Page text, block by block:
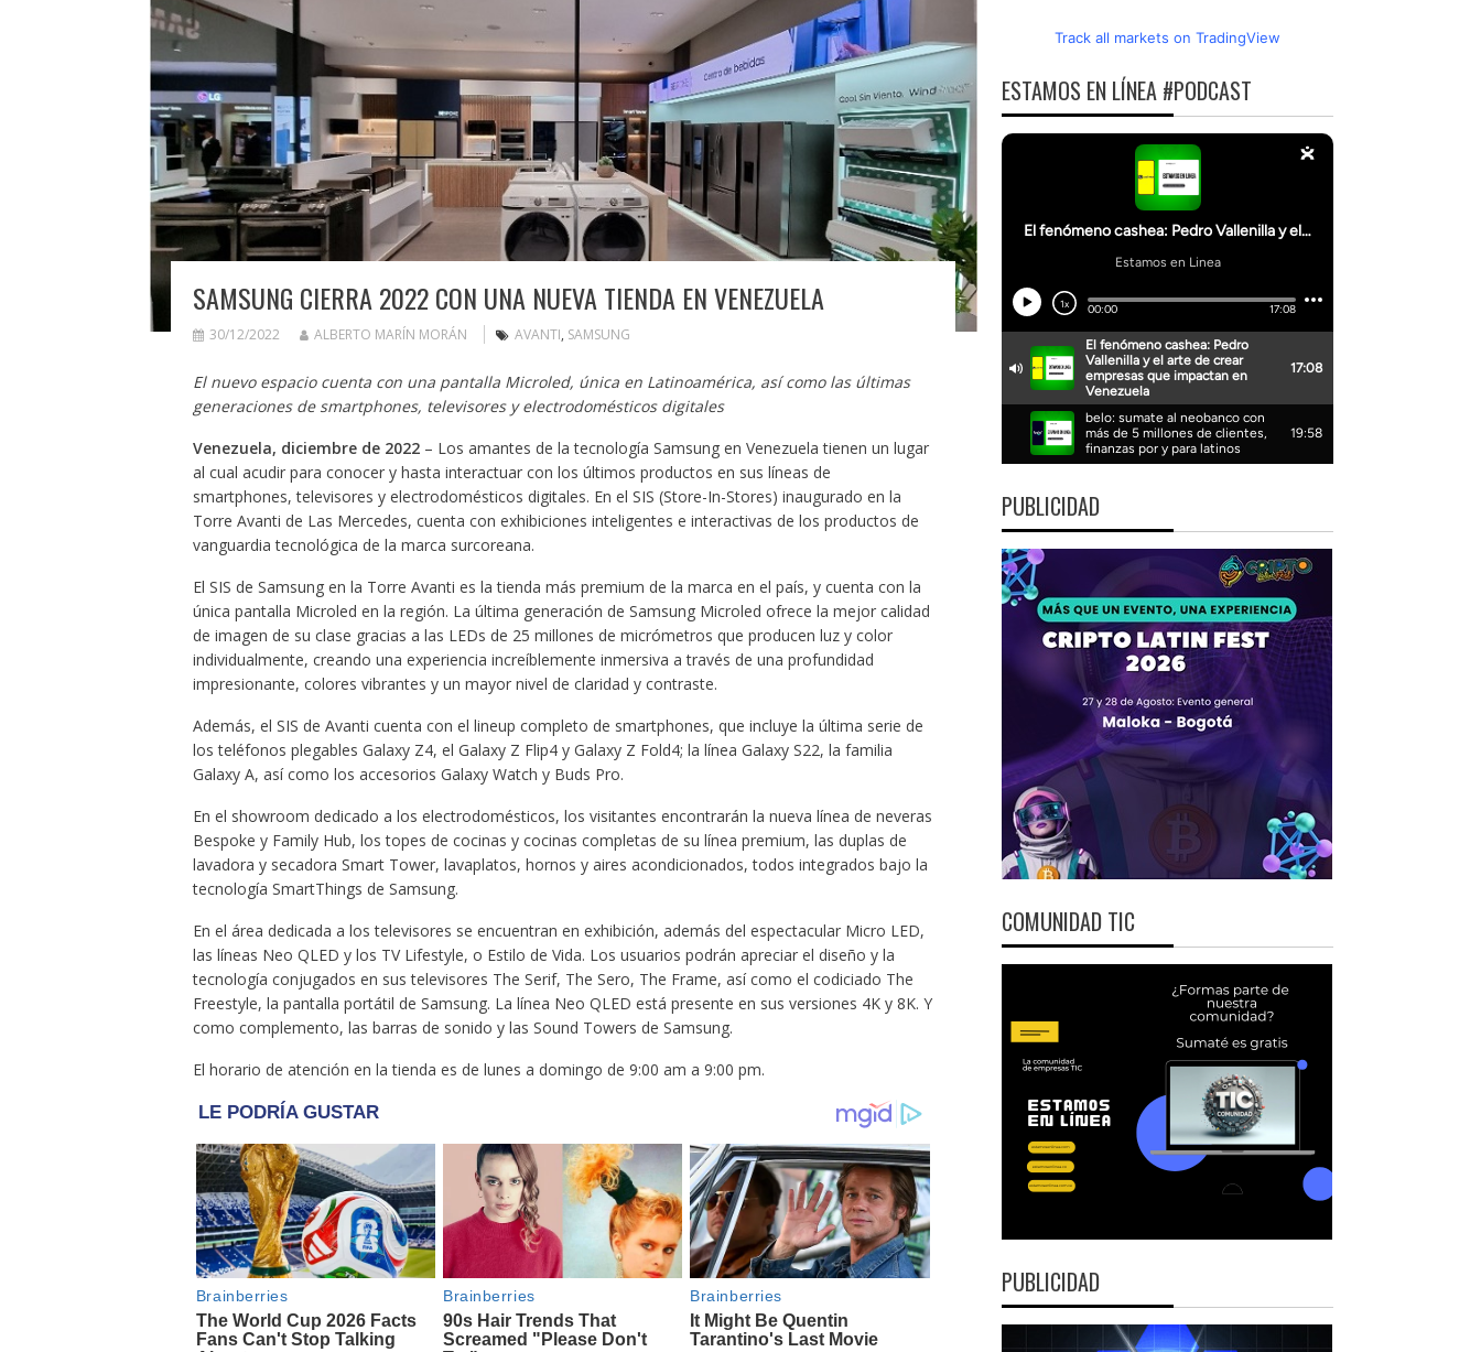
SAMSUNG CIERRA 2022 CON UNA NUEVA TIENDA EN VENEZUELA
30/12/2022 ALBERTO MARÍN MORÁN AVANTI, SAMSUNG
El nuevo espacio cuenta con una pantalla Microled, única en Latinoamérica, así como las últimas
generaciones de smartphones, televisores y electrodomésticos digitales
Venezuela, diciembre de 2022– Los amantes de la tecnología Samsung en Venezuela tienen un lugar
al cual acudir para conocer y hasta interactuar con los últimos productos en sus líneas de
smartphones, televisores y electrodomésticos digitales. En el SIS (Store-In-Stores) inaugurado en la
Torre Avanti de Las Mercedes, cuenta con exhibiciones inteligentes e interactivas de los productos de
vanguardia tecnológica de la marca surcoreana.
El SIS de Samsung en la Torre Avanti es la tienda más premium de la marca en el país, y cuenta con la
única pantalla Microled en la región. La última generación de Samsung Microled ofrece la mejor calidad
de imagen de su clase gracias a las LEDs de 25 millones de micrómetros que producen luz y color
individualmente, creando una experiencia increíblemente inmersiva a través de una profundidad
impresionante, colores vibrantes y un mayor nivel de claridad y contraste.
Además, el SIS de Avanti cuenta con el lineup completo de smartphones, que incluye la última serie de
los teléfonos plegables Galaxy Z4, el Galaxy Z Flip4 y Galaxy Z Fold4; la línea Galaxy S22, la familia
Galaxy A, así como los accesorios Galaxy Watch y Buds Pro.
En el showroom dedicado a los electrodomésticos, los visitantes encontrarán la nueva línea de neveras
Bespoke y Family Hub, los topes de cocinas y cocinas completas de su línea premium, las duplas de
lavadora y secadora Smart Tower, lavaplatos, hornos y aires acondicionados, todos integrados bajo la
tecnología SmartThings de Samsung.
En el área dedicada a los televisores se encuentran en exhibición, además del espectacular Micro LED,
las líneas Neo QLED y los TV Lifestyle, o Estilo de Vida. Los usuarios podrán apreciar el diseño y la
tecnología conjugados en sus televisores The Serif, The Sero, The Frame, así como el codiciado The
Freestyle, la pantalla portátil de Samsung. La línea Neo QLED está presente en sus versiones 4K y 8K. Y
como complemento, las barras de sonido y las Sound Towers de Samsung.
El horario de atención en la tienda es de lunes a domingo de 9:00 am a 9:00 pm.
Track all markets on TradingView
ESTAMOS EN LÍNEA #PODCAST
PUBLICIDAD
COMUNIDAD TIC
PUBLICIDAD